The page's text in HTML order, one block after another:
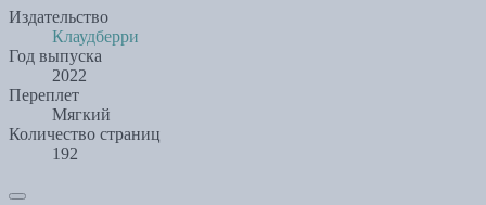
Издательство
Клаудберри
Год выпуска
2022
Переплет
Мягкий
Количество страниц
192